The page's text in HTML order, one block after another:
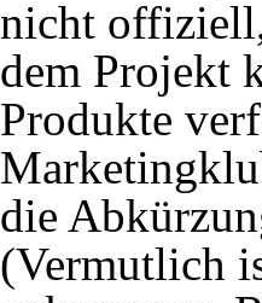
nicht
dem Projekt
Produkte
die
(Vermutlich